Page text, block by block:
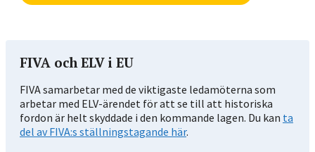
FIVA och ELV i EU
FIVA samarbetar med de viktigaste ledamöterna som
arbetar med ELV-ärendet för att se till att historiska
fordon är helt skyddade i den kommande lagen. Du kan ta
del av FIVA:s ställningstagande här.